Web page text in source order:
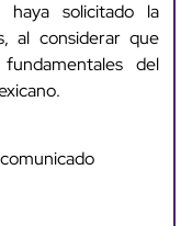
solicitado la
al considerar que
del